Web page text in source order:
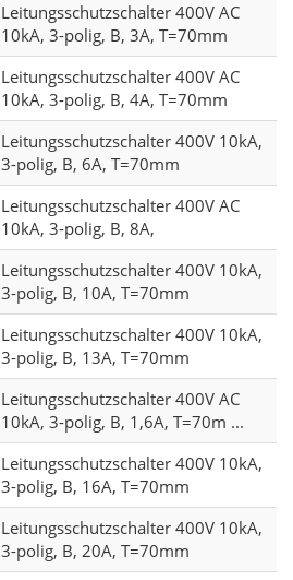
Leitungsschutzschalter 400V AC
10kA, 3-polig, B, 3A, T=70mm
Leitungsschutzschalter 400V AC
10kA, 3-polig, B, 4A, T=70mm
Leitungsschutzschalter 400V 10kA,
3-polig, B, 6A, T=70mm
Leitungsschutzschalter 400V AC
10kA, 3-polig, B, 8A,
Leitungsschutzschalter 400V 10kA,
3-polig, B, 10A, T=70mm
Leitungsschutzschalter 400V 10kA,
3-polig, B, 13A, T=70mm
Leitungsschutzschalter 400V AC
10kA, 3-polig, B, 1,6A, T=70m ...
Leitungsschutzschalter 400V 10kA,
3-polig, B, 16A, T=70mm
Leitungsschutzschalter 400V 10kA,
3-polig, B, 20A, T=70mm